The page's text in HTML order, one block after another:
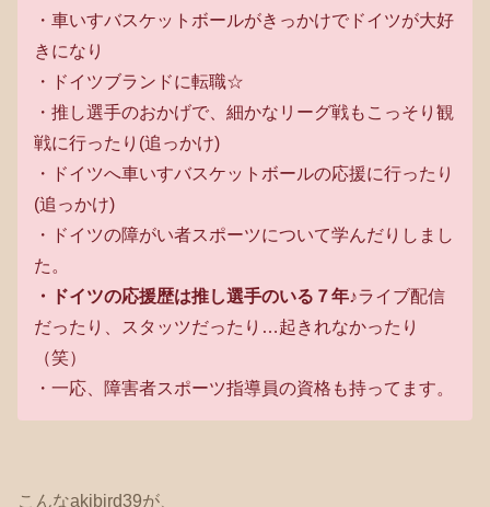
・車いすバスケットボールがきっかけでドイツが大好
きになり
・ドイツブランドに転職☆
・推し選手のおかげで、細かなリーグ戦もこっそり観
戦に行ったり(追っかけ)
・ドイツへ車いすバスケットボールの応援に行ったり
(追っかけ)
・ドイツの障がい者スポーツについて学んだりしまし
た。
・ドイツの応援歴は推し選手のいる７年♪ライブ配信
だったり、スタッツだったり…起きれなかったり
（笑）
・一応、障害者スポーツ指導員の資格も持ってます。
こんなakibird39が、